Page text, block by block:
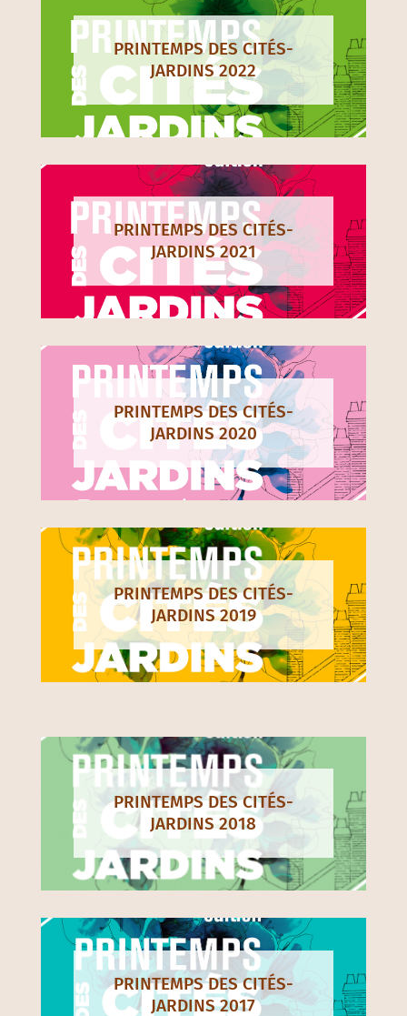
PRINTEMPS DES CITÉS-
JARDINS 2022
PRINTEMPS DES CITÉS-
JARDINS 2021
PRINTEMPS DES CITÉS-
JARDINS 2020
PRINTEMPS DES CITÉS-
JARDINS 2019
PRINTEMPS DES CITÉS-
JARDINS 2018
PRINTEMPS DES CITÉS-
JARDINS 2017